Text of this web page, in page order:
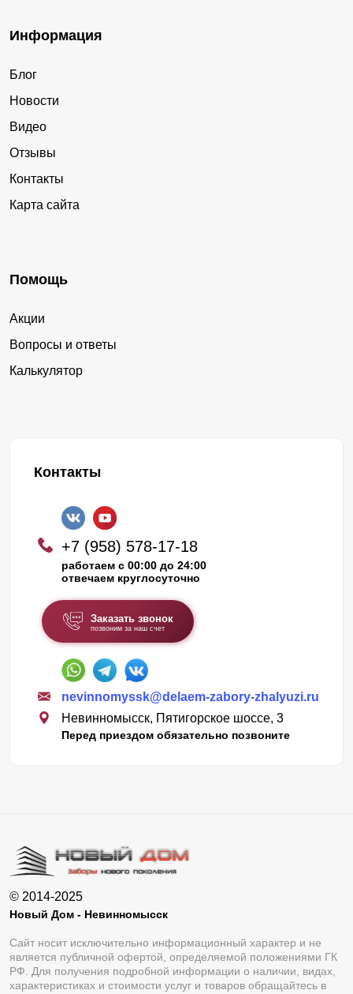
Информация
Блог
Новости
Видео
Отзывы
Контакты
Карта сайта
Помощь
Акции
Вопросы и ответы
Калькулятор
Контакты
+7 (958) 578-17-18
работаем с 00:00 до 24:00
отвечаем круглосуточно
Заказать звонок
позвоним за наш счет
nevinnomyssk@delaem-zabory-zhalyuzi.ru
Невинномысск, Пятигорское шоссе, 3
Перед приездом обязательно позвоните
© 2014-2025
Новый Дом - Невинномысск
Сайт носит исключительно информационный характер и не
является публичной офертой, определяемой положениями ГК
РФ. Для получения подробной информации о наличии, видах,
характеристиках и стоимости услуг и товаров обращайтесь в